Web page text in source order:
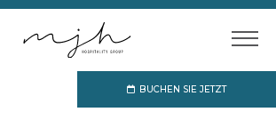
BUCHEN SIE JETZT